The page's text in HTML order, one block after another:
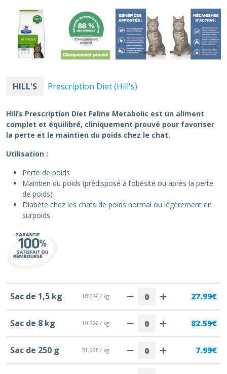
HILL'S Prescription Diet (Hill's)
Hill’s Prescription Diet Feline Metabolic est un aliment
complet et équilibré, cliniquement prouvé pour favoriser
la perte et le maintien du poids chez le chat.
Utilisation :
Perte de poids
Maintien du poids (prédisposé à l’obésité ou après la perte
de poids)
Diabète chez les chats de poids normal ou légèrement en
surpoids
Sac de 1,5 kg 18.66€ / kg 27.99€
Sac de 8 kg 10.32€ / kg 82.59€
Sac de 250 g 31.96€ / kg 7.99€